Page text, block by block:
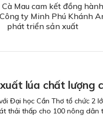
Mau cam kết đồng hành
ty Minh Phú Khánh
phát triển sản xuất
lúa chất lượng
Đại học Cần Thơ tổ chức 2
thải thấp cho 100 nông dân